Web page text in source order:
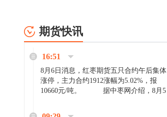
期货快讯
16:51
8月6日消息，红枣期货五只合约午后集体
涨停，主力合约1912涨幅为5.02%，报
10660元/吨。 据中枣网介绍，8月5